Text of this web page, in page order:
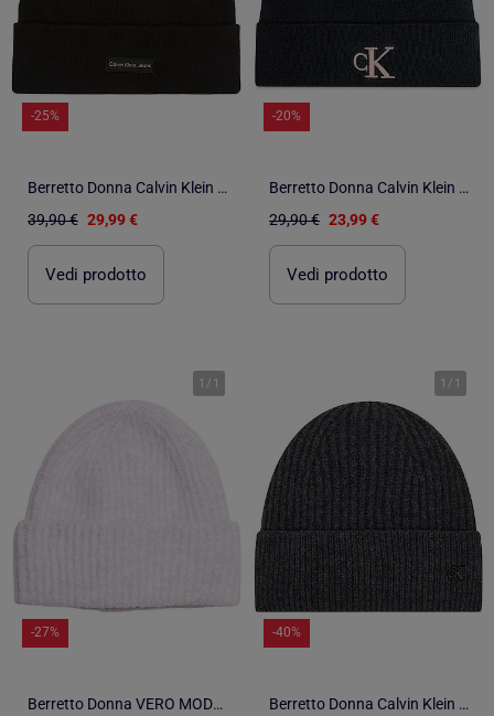
-25%
Berretto Donna Calvin Klein Jeans
39,90 € 29,99 €
Vedi prodotto
-20%
Berretto Donna Calvin Klein Jeans
29,90 € 23,99 €
Vedi prodotto
1 / 1
-27%
Berretto Donna VERO MODA - Beanie
1 / 1
-40%
Berretto Donna Calvin Klein Jeans in Lana con Logo Metallico